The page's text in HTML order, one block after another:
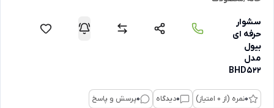
سشوار
حرفه ای
بیول
مدل
BHD522
0نمره (از 0 امتیاز) 0دیدگاه 0پرسش و پاسخ